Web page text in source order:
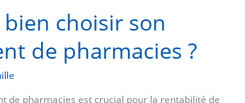
choisir son
de pharmacies ?
de pharmacies est crucial pour la rentabilité de